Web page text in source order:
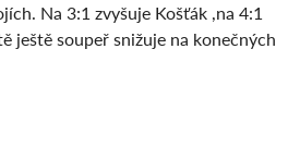
Na 3:1 zvyšuje Košťák ,na 4:1
ještě soupeř snižuje na konečných